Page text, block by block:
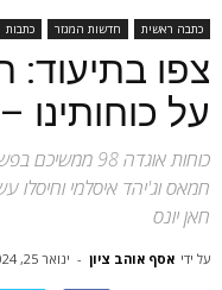
כתבה ראשית חדשות המגזר כתבות
צפו בתיעוד:
על כוחותינו
כוחות אוגדה
חמאס וג'יהד איסלמי
חאן יונס
על ידי אסף אוהב ציון - ינואר 25, 2024